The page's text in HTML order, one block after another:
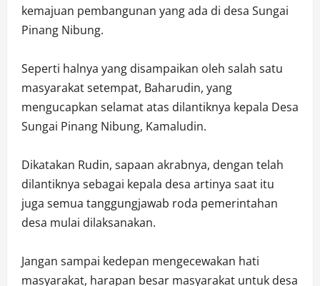
kemajuan pembangunan yang ada di desa Sungai
Pinang Nibung.
Seperti halnya yang disampaikan oleh salah satu
masyarakat setempat, Baharudin, yang
mengucapkan selamat atas dilantiknya kepala Desa
Sungai Pinang Nibung, Kamaludin.
Dikatakan Rudin, sapaan akrabnya, dengan telah
dilantiknya sebagai kepala desa artinya saat itu
juga semua tanggungjawab roda pemerintahan
desa mulai dilaksanakan.
Jangan sampai kedepan mengecewakan hati
masyarakat, harapan besar masyarakat untuk desa